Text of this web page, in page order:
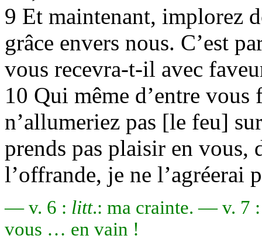
9 Et maintenant, implorez
grâce envers nous. C’est
vous recevra-t-il avec
10 Qui même d’entre
n’allumeriez pas [le feu]
prends pas plaisir en vous,
l’offrande, je ne l’agréerai
— v. 6 : litt.: ma crainte. — v. 7
vous … en vain !